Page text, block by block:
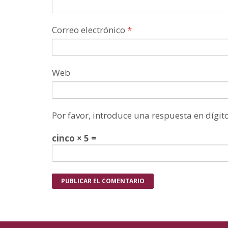
Correo electrónico *
Web
Por favor, introduce una respuesta en
cinco × 5 =